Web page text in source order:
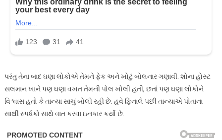
પરંતુ તેના બાદ ઘણા લોકોએ તેમને ફેક અને ખોટું બોલનાર ગણાવી. શોના હોસ્ટ
સલમાન ખાને પણ ઘણા વખત તેમની પોલ ખોલી હતી, છતાં પણ ઘણા લોકોને
વિશ્વાસ હતો કે તાન્યા સાચું બોલી રહી છે. હવે ફિનાલે પછી તાન્યાએ પોતાના
સાથી સ્પર્ધકો સાથે વાત કરવા ઇનકાર કર્યો છે.